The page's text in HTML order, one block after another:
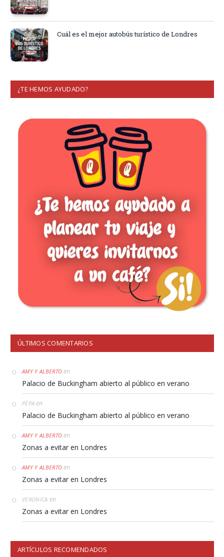
Cuál es el mejor autobús turístico de Londres
¿TE HEMOS AYUDADO?
ÚLTIMOS COMENTARIOS
AMY Y ALBERTO en
Palacio de Buckingham abierto al público en verano
PEPA en
Palacio de Buckingham abierto al público en verano
AMY Y ALBERTO en
Zonas a evitar en Londres
AMY Y ALBERTO en
Zonas a evitar en Londres
VERONICA en
Zonas a evitar en Londres
ARTÍCULOS RECOMENDADOS